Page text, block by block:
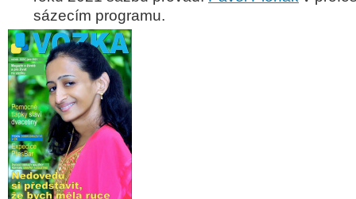
sázecím programu.